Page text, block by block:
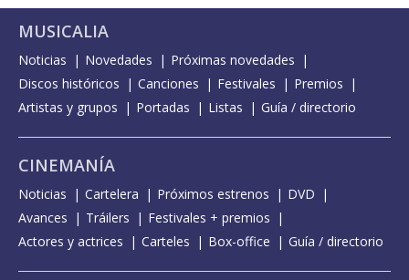
MUSICALIA
Noticias Novedades
Próximas novedades
Discos históricos
Canciones Festivales
Premios
Artistas y grupos
Portadas Listas Guía / directorio
CINEMANÍA
Noticias Cartelera Próximos estrenos
DVD
Avances
Tráilers
Festivales + premios
Actores y actrices
Carteles Box-office Guía / directorio